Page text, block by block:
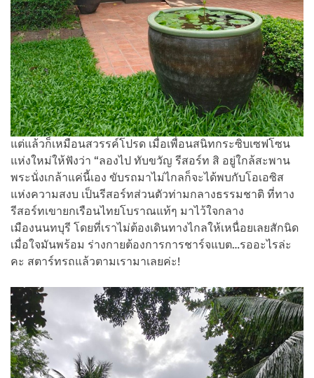
แต่แล้วก็เหมือนสวรรค์โปรด เมื่อเพื่อนสนิทกระซิบเซฟโซน
แห่งใหม่ให้ฟังว่า “ลองไป ทับขวัญ รีสอร์ท สิ อยู่ใกล้สะพาน
พระนั่งเกล้าแค่นี้เอง ขับรถมาไม่ไกลก็จะได้พบกับโอเอซิส
แห่งความสงบ เป็นรีสอร์ทส่วนตัวท่ามกลางธรรมชาติ ที่ทาง
รีสอร์ทเขายกเรือนไทยโบราณแท้ๆ มาไว้ใจกลาง
เมืองนนทบุรี โดยที่เราไม่ต้องเดินทางไกลให้เหนื่อยเลยสักนิด
เมื่อใจมันพร้อม ร่างกายต้องการการชาร์จแบต…รออะไรล่ะ
คะ สตาร์ทรถแล้วตามเรามาเลยค่ะ!